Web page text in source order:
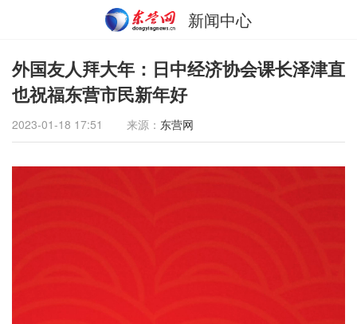
新闻中心
外国友人拜大年：日中经济协会课长泽津直
也祝福东营市民新年好
2023-01-18 17:51 来源： 东营网